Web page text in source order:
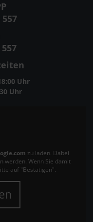
Uhr
Uhr
zu laden. Dabei
werden. Wenn Sie damit
auf "Bestätigen".